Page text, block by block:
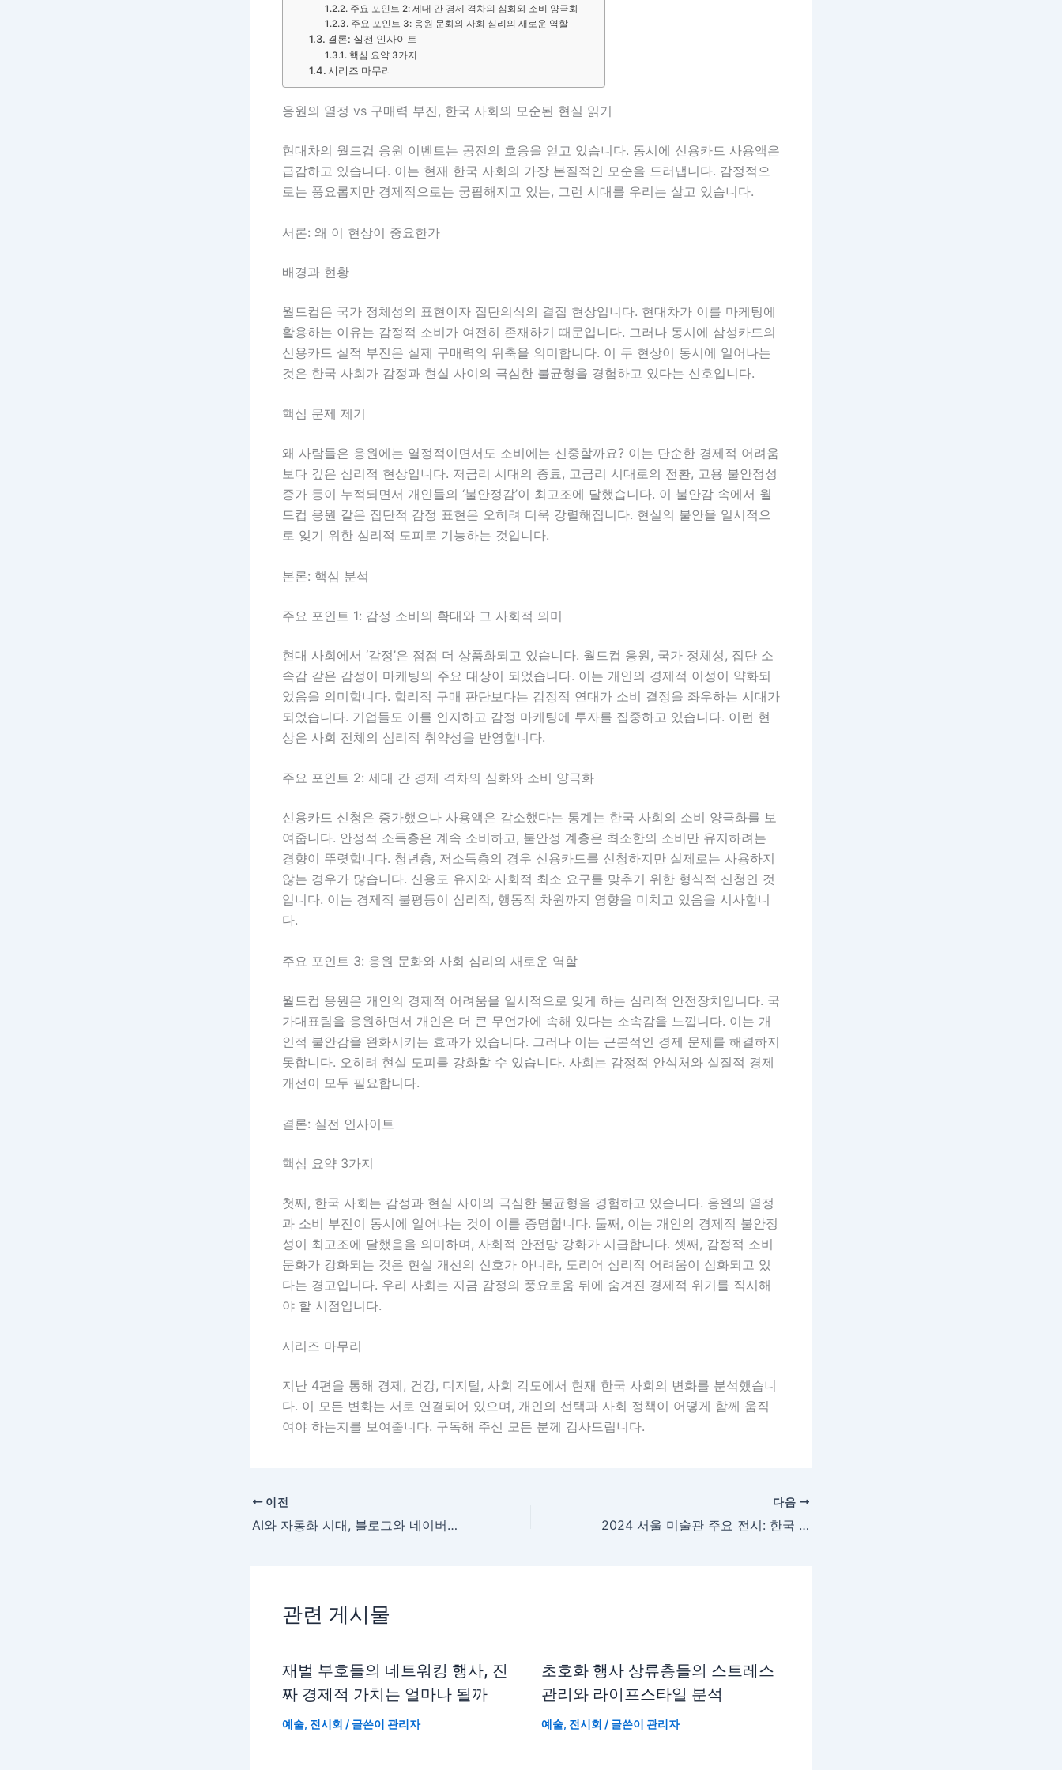
주요 포인트 2: 세대 간 경제 격차의 심화와 소비 양극화
주요 포인트 3: 응원 문화와 사회 심리의 새로운 역할
결론: 실전 인사이트
핵심 요약 3가지
시리즈 마무리
응원의 열정 vs 구매력 부진, 한국 사회의 모순된 현실 읽기
현대차의 월드컵 응원 이벤트는 공전의 호응을 얻고 있습니다. 동시에 신용카드 사용액은
급감하고 있습니다. 이는 현재 한국 사회의 가장 본질적인 모순을 드러냅니다. 감정적으
로는 풍요롭지만 경제적으로는 궁핍해지고 있는, 그런 시대를 우리는 살고 있습니다.
서론: 왜 이 현상이 중요한가
배경과 현황
월드컵은 국가 정체성의 표현이자 집단의식의 결집 현상입니다. 현대차가 이를 마케팅에
활용하는 이유는 감정적 소비가 여전히 존재하기 때문입니다. 그러나 동시에 삼성카드의
신용카드 실적 부진은 실제 구매력의 위축을 의미합니다. 이 두 현상이 동시에 일어나는
것은 한국 사회가 감정과 현실 사이의 극심한 불균형을 경험하고 있다는 신호입니다.
핵심 문제 제기
왜 사람들은 응원에는 열정적이면서도 소비에는 신중할까요? 이는 단순한 경제적 어려움
보다 깊은 심리적 현상입니다. 저금리 시대의 종료, 고금리 시대로의 전환, 고용 불안정성
증가 등이 누적되면서 개인들의 ‘불안정감’이 최고조에 달했습니다. 이 불안감 속에서 월
드컵 응원 같은 집단적 감정 표현은 오히려 더욱 강렬해집니다. 현실의 불안을 일시적으
로 잊기 위한 심리적 도피로 기능하는 것입니다.
본론: 핵심 분석
주요 포인트 1: 감정 소비의 확대와 그 사회적 의미
현대 사회에서 ‘감정’은 점점 더 상품화되고 있습니다. 월드컵 응원, 국가 정체성, 집단 소
속감 같은 감정이 마케팅의 주요 대상이 되었습니다. 이는 개인의 경제적 이성이 약화되
었음을 의미합니다. 합리적 구매 판단보다는 감정적 연대가 소비 결정을 좌우하는 시대가
되었습니다. 기업들도 이를 인지하고 감정 마케팅에 투자를 집중하고 있습니다. 이런 현
상은 사회 전체의 심리적 취약성을 반영합니다.
주요 포인트 2: 세대 간 경제 격차의 심화와 소비 양극화
신용카드 신청은 증가했으나 사용액은 감소했다는 통계는 한국 사회의 소비 양극화를 보
여줍니다. 안정적 소득층은 계속 소비하고, 불안정 계층은 최소한의 소비만 유지하려는
경향이 뚜렷합니다. 청년층, 저소득층의 경우 신용카드를 신청하지만 실제로는 사용하지
않는 경우가 많습니다. 신용도 유지와 사회적 최소 요구를 맞추기 위한 형식적 신청인 것
입니다. 이는 경제적 불평등이 심리적, 행동적 차원까지 영향을 미치고 있음을 시사합니
다.
주요 포인트 3: 응원 문화와 사회 심리의 새로운 역할
월드컵 응원은 개인의 경제적 어려움을 일시적으로 잊게 하는 심리적 안전장치입니다. 국
가대표팀을 응원하면서 개인은 더 큰 무언가에 속해 있다는 소속감을 느낍니다. 이는 개
인적 불안감을 완화시키는 효과가 있습니다. 그러나 이는 근본적인 경제 문제를 해결하지
못합니다. 오히려 현실 도피를 강화할 수 있습니다. 사회는 감정적 안식처와 실질적 경제
개선이 모두 필요합니다.
결론: 실전 인사이트
핵심 요약 3가지
첫째, 한국 사회는 감정과 현실 사이의 극심한 불균형을 경험하고 있습니다. 응원의 열정
과 소비 부진이 동시에 일어나는 것이 이를 증명합니다. 둘째, 이는 개인의 경제적 불안정
성이 최고조에 달했음을 의미하며, 사회적 안전망 강화가 시급합니다. 셋째, 감정적 소비
문화가 강화되는 것은 현실 개선의 신호가 아니라, 도리어 심리적 어려움이 심화되고 있
다는 경고입니다. 우리 사회는 지금 감정의 풍요로움 뒤에 숨겨진 경제적 위기를 직시해
야 할 시점입니다.
시리즈 마무리
지난 4편을 통해 경제, 건강, 디지털, 사회 각도에서 현재 한국 사회의 변화를 분석했습니
다. 이 모든 변화는 서로 연결되어 있으며, 개인의 선택과 사회 정책이 어떻게 함께 움직
여야 하는지를 보여줍니다. 구독해 주신 모든 분께 감사드립니다.
이전
AI와 자동화 시대, 블로그와 네이버 생태계의 급변하는 수익 구조
다음
2024 서울 미술관 주요 전시: 한국 현대미술의 새로운 경향
관련 게시물
재벌 부호들의 네트워킹 행사, 진
짜 경제적 가치는 얼마나 될까
예술, 전시회 / 글쓴이 관리자
초호화 행사 상류층들의 스트레스
관리와 라이프스타일 분석
예술, 전시회 / 글쓴이 관리자